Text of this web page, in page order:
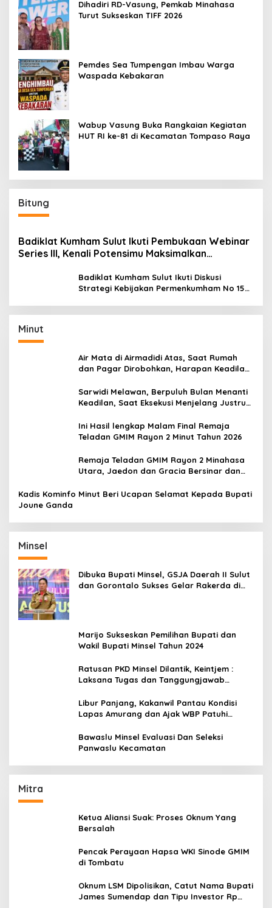
Dihadiri RD-Vasung, Pemkab Minahasa
Turut Sukseskan TIFF 2026
Pemdes Sea Tumpengan Imbau Warga
Waspada Kebakaran
Wabup Vasung Buka Rangkaian Kegiatan
HUT RI ke-81 di Kecamatan Tompaso Raya
Bitung
Badiklat Kumham Sulut Ikuti Pembukaan Webinar
Series III, Kenali Potensimu Maksimalkan
Badiklat Kumham Sulut Ikuti Diskusi
Strategi Kebijakan Permenkumham No 15
Minut
Air Mata di Airmadidi Atas, Saat Rumah
dan Pagar Dirobohkan, Harapan Keadilan
Sarwidi Melawan, Berpuluh Bulan Menanti
Keadilan, Saat Eksekusi Menjelang Justru
Ini Hasil lengkap Malam Final Remaja
Teladan GMIM Rayon 2 Minut Tahun 2026
Remaja Teladan GMIM Rayon 2 Minahasa
Utara, Jaedon dan Gracia Bersinar dan
Kadis Kominfo Minut Beri Ucapan Selamat Kepada Bupati
Joune Ganda
Minsel
Dibuka Bupati Minsel, GSJA Daerah II Sulut
dan Gorontalo Sukses Gelar Rakerda di
Marijo Sukseskan Pemilihan Bupati dan
Wakil Bupati Minsel Tahun 2024
Ratusan PKD Minsel Dilantik, Keintjem :
Laksana Tugas dan Tanggungjawab
Libur Panjang, Kakanwil Pantau Kondisi
Lapas Amurang dan Ajak WBP Patuhi
Bawaslu Minsel Evaluasi Dan Seleksi
Panwaslu Kecamatan
Mitra
Ketua Aliansi Suak: Proses Oknum Yang
Bersalah
Pencak Perayaan Hapsa WKI Sinode GMIM
di Tombatu
Oknum LSM Dipolisikan, Catut Nama Bupati
James Sumendap dan Tipu Investor Rp